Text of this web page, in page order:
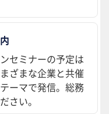
セミナーの予定は
ざまな企業と共催
ーマで発信。総務
さい。